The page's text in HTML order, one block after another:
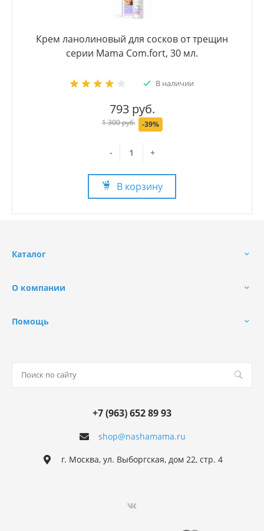
Крем ланолиновый для сосков от трещин
серии Mama Com.fort, 30 мл.
В наличии
793 руб.
1 300 руб. -39%
- +
В корзину
Каталог
О компании
Помощь
shop@nashamama.ru
+7 (963) 652 89 93
г. Москва, ул. Выборгская, дом 22, стр. 4